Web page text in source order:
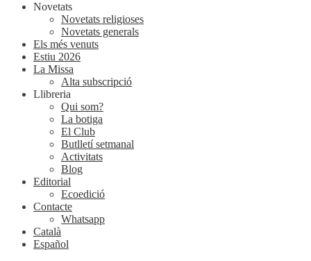
Novetats
Novetats religioses
Novetats generals
Els més venuts
Estiu 2026
La Missa
Alta subscripció
Llibreria
Qui som?
La botiga
El Club
Butlletí setmanal
Activitats
Blog
Editorial
Ecoedició
Contacte
Whatsapp
Català
Español